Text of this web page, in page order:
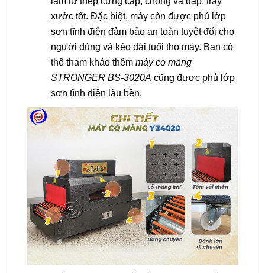
xước tốt. Đặc biệt, máy còn được phủ lớp
sơn tĩnh điện đảm bảo an toàn tuyệt đối cho
người dùng và kéo dài tuổi thọ máy. Bạn có
thể tham khảo thêm máy co màng
STRONGER BS-3020A cũng được phủ lớp
sơn tĩnh điện lâu bền.